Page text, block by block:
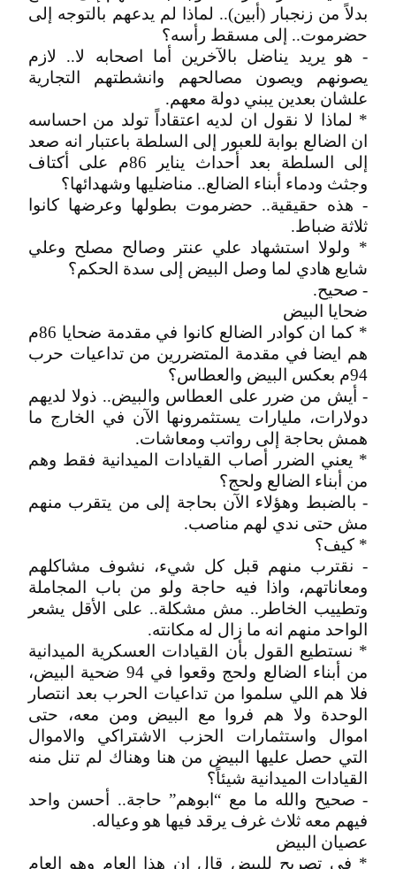
بدلاً من زنجبار (أبين).. لماذا لم يدعهم بالتوجه إلى
حضرموت.. إلى مسقط رأسه؟
- هو يريد يناضل بالآخرين أما اصحابه لا.. لازم
يصونهم ويصون مصالحهم وانشطتهم التجارية
علشان بعدين يبني دولة معهم.
* لماذا لا نقول ان لديه اعتقاداً تولد من احساسه
ان الضالع بوابة للعبور إلى السلطة باعتبار انه صعد
إلى السلطة بعد أحداث يناير 86م على أكتاف
وجثث ودماء أبناء الضالع.. مناضليها وشهدائها؟
- هذه حقيقية.. حضرموت بطولها وعرضها كانوا
ثلاثة ضباط.
* ولولا استشهاد علي عنتر وصالح مصلح وعلي
شايع هادي لما وصل البيض إلى سدة الحكم؟
- صحيح.
ضحايا البيض
* كما ان كوادر الضالع كانوا في مقدمة ضحايا 86م
هم ايضا في مقدمة المتضررين من تداعيات حرب
94م بعكس البيض والعطاس؟
- أيش من ضرر على العطاس والبيض.. ذولا لديهم
دولارات، مليارات يستثمرونها الآن في الخارج ما
همش بحاجة إلى رواتب ومعاشات.
* يعني الضرر أصاب القيادات الميدانية فقط وهم
من أبناء الضالع ولحج؟
- بالضبط وهؤلاء الآن بحاجة إلى من يتقرب منهم
مش حتى ندي لهم مناصب.
* كيف؟
- نقترب منهم قبل كل شيء، نشوف مشاكلهم
ومعاناتهم، واذا فيه حاجة ولو من باب المجاملة
وتطييب الخاطر.. مش مشكلة.. على الأقل يشعر
الواحد منهم انه ما زال له مكانته.
* نستطيع القول بأن القيادات العسكرية الميدانية
من أبناء الضالع ولحج وقعوا في 94 ضحية البيض،
فلا هم اللي سلموا من تداعيات الحرب بعد انتصار
الوحدة ولا هم فروا مع البيض ومن معه، حتى
اموال واستثمارات الحزب الاشتراكي والاموال
التي حصل عليها البيض من هنا وهناك لم تنل منه
القيادات الميدانية شيئاً؟
- صحيح والله ما مع “ابوهم” حاجة.. أحسن واحد
فيهم معه ثلاث غرف يرقد فيها هو وعياله.
عصيان البيض
* في تصريح للبيض قال ان هذا العام وهو العام